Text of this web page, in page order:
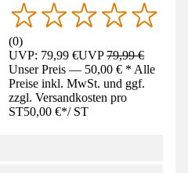
(0)
UVP: 79,99 €UVP79,99 €
Unser Preis — 50,00 € * Alle
Preise inkl. MwSt. und ggf.
zzgl. Versandkosten pro
ST50,00 €*/ ST